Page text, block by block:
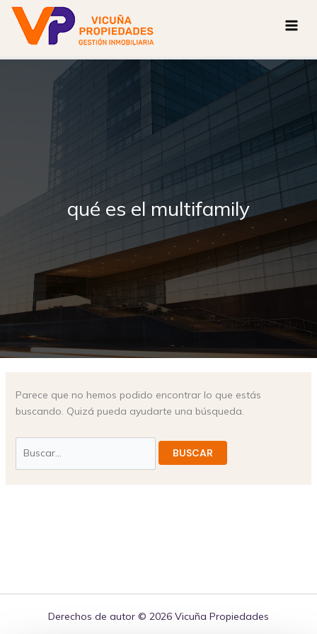
contenido
qué es el multifamily
Parece que no hemos podido encontrar lo que estás
buscando. Quizá pueda ayudarte una búsqueda.
Buscar
por:
Derechos de autor © 2026 Vicuña Propiedades